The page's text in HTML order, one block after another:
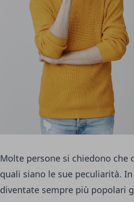
Molte persone si chiedono che
quali siano le sue peculiarità.
diventate sempre più popolari